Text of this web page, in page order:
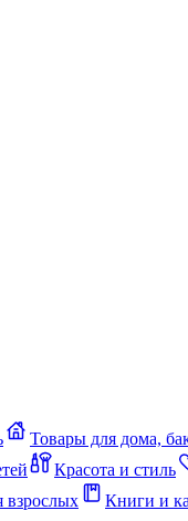
Товары для дома,
Красота и стиль
взрослых Книги и